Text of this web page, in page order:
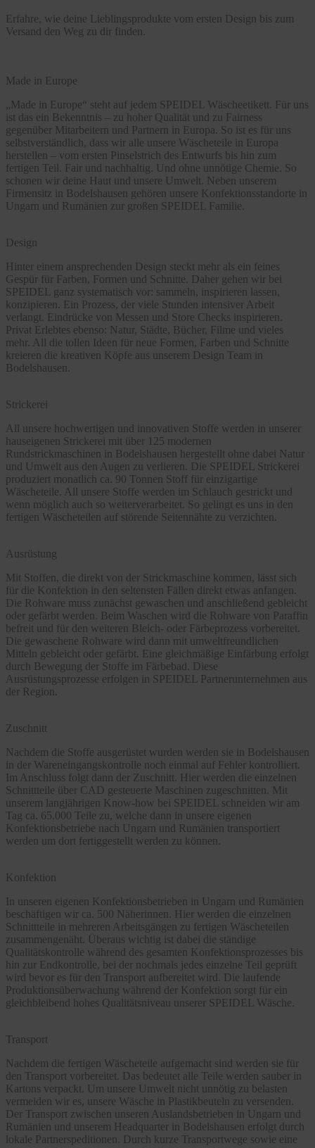
Erfahre, wie deine Lieblingsprodukte vom ersten Design bis zum
Versand den Weg zu dir finden.
Made in Europe
„Made in Europe“ steht auf jedem SPEIDEL Wäscheetikett. Für uns
ist das ein Bekenntnis – zu hoher Qualität und zu Fairness
gegenüber Mitarbeitern und Partnern in Europa. So ist es für uns
selbstverständlich, dass wir alle unsere Wäscheteile in Europa
herstellen – vom ersten Pinselstrich des Entwurfs bis hin zum
fertigen Teil. Fair und nachhaltig. Und ohne unnötige Chemie. So
schonen wir deine Haut und unsere Umwelt. Neben unserem
Firmensitz in Bodelshausen gehören unsere Konfektionsstandorte in
Ungarn und Rumänien zur großen SPEIDEL Familie.
Design
Hinter einem ansprechenden Design steckt mehr als ein feines
Gespür für Farben, Formen und Schnitte. Daher gehen wir bei
SPEIDEL ganz systematisch vor: sammeln, inspirieren lassen,
konzipieren. Ein Prozess, der viele Stunden intensiver Arbeit
verlangt. Eindrücke von Messen und Store Checks inspirieren.
Privat Erlebtes ebenso: Natur, Städte, Bücher, Filme und vieles
mehr. All die tollen Ideen für neue Formen, Farben und Schnitte
kreieren die kreativen Köpfe aus unserem Design Team in
Bodelshausen.
Strickerei
All unsere hochwertigen und innovativen Stoffe werden in unserer
hauseigenen Strickerei mit über 125 modernen
Rundstrickmaschinen in Bodelshausen hergestellt ohne dabei Natur
und Umwelt aus den Augen zu verlieren. Die SPEIDEL Strickerei
produziert monatlich ca. 90 Tonnen Stoff für einzigartige
Wäscheteile. All unsere Stoffe werden im Schlauch gestrickt und
wenn möglich auch so weiterverarbeitet. So gelingt es uns in den
fertigen Wäscheteilen auf störende Seitennähte zu verzichten.
Ausrüstung
Mit Stoffen, die direkt von der Strickmaschine kommen, lässt sich
für die Konfektion in den seltensten Fällen direkt etwas anfangen.
Die Rohware muss zunächst gewaschen und anschließend gebleicht
oder gefärbt werden. Beim Waschen wird die Rohware von Paraffin
befreit und für den weiteren Bleich- oder Färbeprozess vorbereitet.
Die gewaschene Rohware wird dann mit umweltfreundlichen
Mitteln gebleicht oder gefärbt. Eine gleichmäßige Einfärbung erfolgt
durch Bewegung der Stoffe im Färbebad. Diese
Ausrüstungsprozesse erfolgen in SPEIDEL Partnerunternehmen aus
der Region.
Zuschnitt
Nachdem die Stoffe ausgerüstet wurden werden sie in Bodelshausen
in der Wareneingangskontrolle noch einmal auf Fehler kontrolliert.
Im Anschluss folgt dann der Zuschnitt. Hier werden die einzelnen
Schnittteile über CAD gesteuerte Maschinen zugeschnitten. Mit
unserem langjährigen Know-how bei SPEIDEL schneiden wir am
Tag ca. 65.000 Teile zu, welche dann in unsere eigenen
Konfektionsbetriebe nach Ungarn und Rumänien transportiert
werden um dort fertiggestellt werden zu können.
Konfektion
In unseren eigenen Konfektionsbetrieben in Ungarn und Rumänien
beschäftigen wir ca. 500 Näherinnen. Hier werden die einzelnen
Schnittteile in mehreren Arbeitsgängen zu fertigen Wäscheteilen
zusammengenäht. Überaus wichtig ist dabei die ständige
Qualitätskontrolle während des gesamten Konfektionsprozesses bis
hin zur Endkontrolle, bei der nochmals jedes einzelne Teil geprüft
wird bevor es für den Transport aufbereitet wird. Die laufende
Produktionsüberwachung während der Konfektion sorgt für ein
gleichbleibend hohes Qualitätsniveau unserer SPEIDEL Wäsche.
Transport
Nachdem die fertigen Wäscheteile aufgemacht sind werden sie für
den Transport vorbereitet. Das bedeutet alle Teile werden sauber in
Kartons verpackt. Um unsere Umwelt nicht unnötig zu belasten
vermeiden wir es, unsere Wäsche in Plastikbeuteln zu versenden.
Der Transport zwischen unseren Auslandsbetrieben in Ungarn und
Rumänien und unserem Headquarter in Bodelshausen erfolgt durch
lokale Partnerspeditionen. Durch kurze Transportwege sowie eine